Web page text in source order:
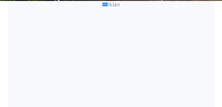
Iklan